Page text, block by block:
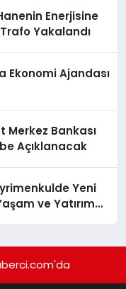
Enerjisine
Yakalandı
Ekonomi Ajandası
Merkez Bankası
Açıklanacak
Yeni
ve Yatırım